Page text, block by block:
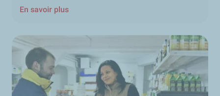
En savoir plus